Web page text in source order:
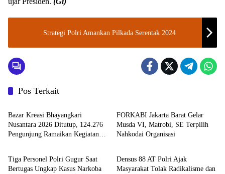
Strategi Polri Amankan Pilkada Serentak 2024
Pos Terkait
Kapolri RI
Bazar Kreasi Bhayangkari
Nusantara 2026 Ditutup, 124.276
Pengunjung Ramaikan Kegiatan
FORKABI Jakarta Barat Gelar
Musda VI, Matrobi, SE Terpilih
Nahkodai Organisasi
TNI - POLRI
Tiga Personel Polri Gugur Saat
Bertugas Ungkap Kasus Narkoba
TNI - POLRI
Densus 88 AT Polri Ajak
Masyarakat Tolak Radikalisme dan